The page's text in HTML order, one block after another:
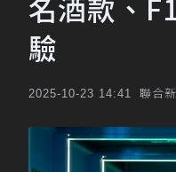
驗
2025-10-23 14:41 聯合